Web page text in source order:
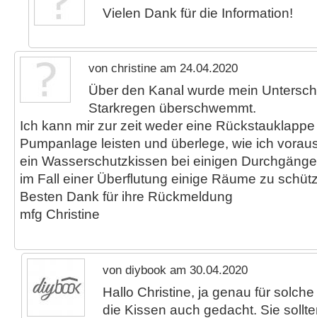
Vielen Dank für die Information!
von christine am 24.04.2020
Über den Kanal wurde mein
Starkregen überschwemmt.
Ich kann mir zur zeit weder eine
Pumpanlage leisten und überlege, wie ich
ein Wasserschutzkissen bei einigen
im Fall einer Überflutung einige Räume zu
Besten Dank für ihre Rückmeldung
mfg Christine
von diybook am 30.04.2020
Hallo Christine, ja genau für
die Kissen auch gedacht. Sie